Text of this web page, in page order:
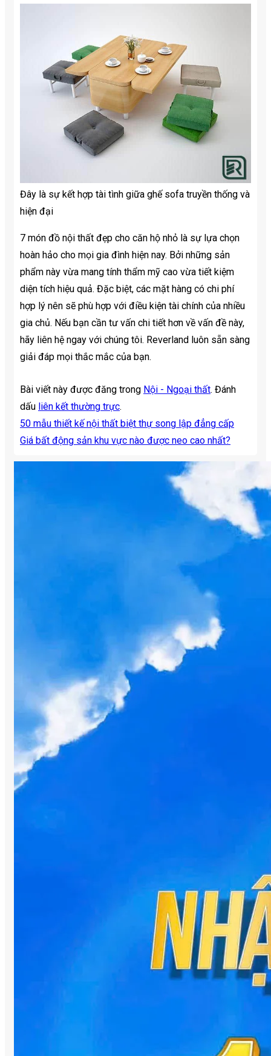
Đây là sự kết hợp tài tình giữa ghế sofa truyền thống và
hiện đại
7 món đồ nội thất đẹp cho căn hộ nhỏ là sự lựa chọn
hoàn hảo cho mọi gia đình hiện nay. Bởi những sản
phẩm này vừa mang tính thẩm mỹ cao vừa tiết kiệm
diện tích hiệu quả. Đặc biệt, các mặt hàng có chi phí
hợp lý nên sẽ phù hợp với điều kiện tài chính của nhiều
gia chủ. Nếu bạn cần tư vấn chi tiết hơn về vấn đề này,
hãy liên hệ ngay với chúng tôi. Reverland luôn sẵn sàng
giải đáp mọi thắc mắc của bạn.
Bài viết này được đăng trong Nội - Ngoại thất. Đánh
dấu liên kết thường trực.
50 mẫu thiết kế nội thất biệt thự song lập đẳng cấp
Giá bất động sản khu vực nào được neo cao nhất?